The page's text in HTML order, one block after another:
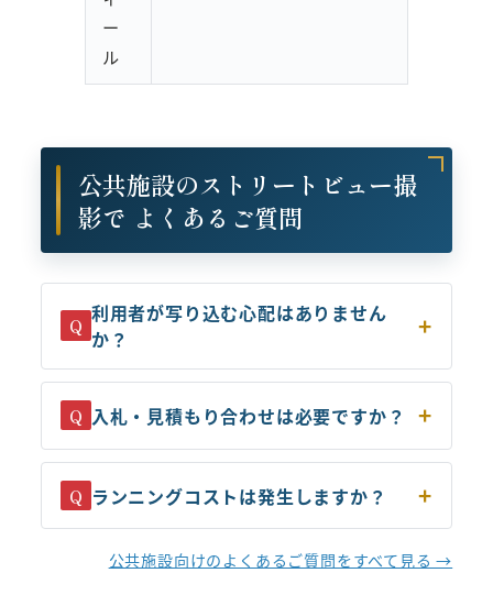
ー
ル
公共施設のストリートビュー撮
影で よくあるご質問
Q 利用者が写り込む心配はありません
か？
Q 入札・見積もり合わせは必要ですか？
Q ランニングコストは発生しますか？
公共施設向けのよくあるご質問をすべて見る →